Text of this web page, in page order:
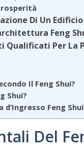
Di Un Edificio
Feng
Qualificati Per La
Il Feng Shui?
Shui?
Feng
Del